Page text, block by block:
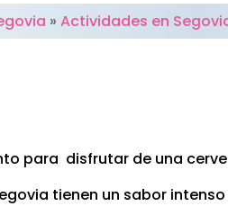
» Actividades en
para disfrutar de una
tienen un sabor